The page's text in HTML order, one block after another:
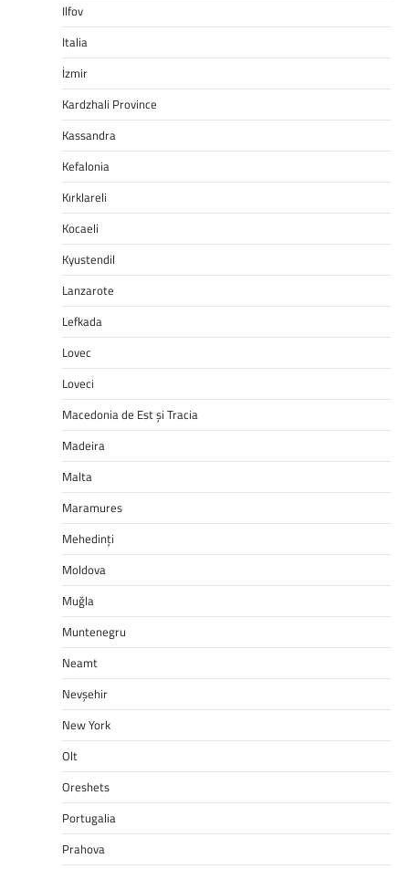
Ilfov
Italia
İzmir
Kardzhali Province
Kassandra
Kefalonia
Kırklareli
Kocaeli
Kyustendil
Lanzarote
Lefkada
Lovec
Loveci
Macedonia de Est și Tracia
Madeira
Malta
Maramures
Mehedinți
Moldova
Muğla
Muntenegru
Neamt
Nevşehir
New York
Olt
Oreshets
Portugalia
Prahova